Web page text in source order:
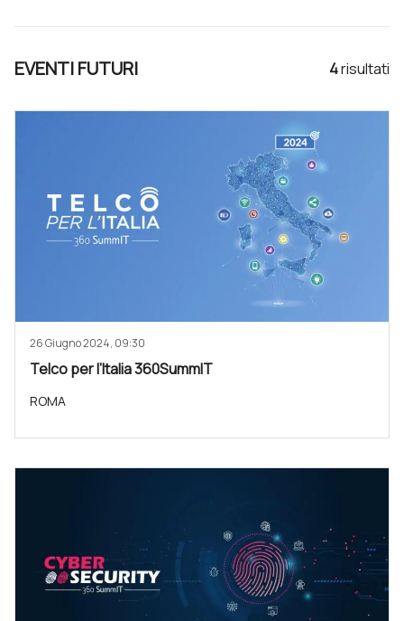
EVENTI FUTURI 4risultati
26 Giugno 2024, 09:30
Telco per l’Italia 360SummIT
ROMA